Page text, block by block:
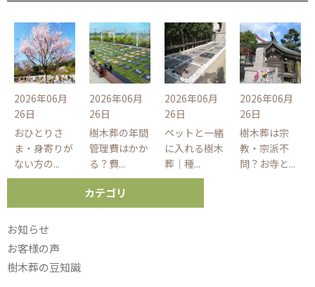
シ
ョ
ン
2026年06月
26日
おひとりさ
ま・身寄りが
ない方の...
2026年06月
26日
樹木葬の年間
管理費はかか
る？費...
2026年06月
26日
ペットと一緒
に入れる樹木
葬｜種...
2026年06月
26日
樹木葬は宗
教・宗派不
問？お寺と...
カテゴリ
お知らせ
お客様の声
樹木葬の豆知識